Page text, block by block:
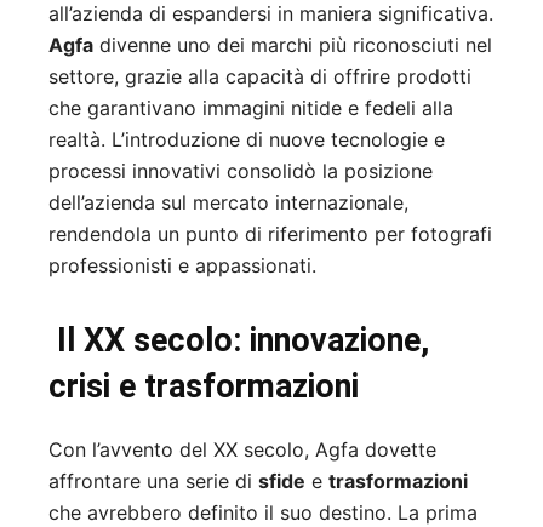
all’azienda di espandersi in maniera significativa.
Agfa divenne uno dei marchi più riconosciuti nel
settore, grazie alla capacità di offrire prodotti
che garantivano immagini nitide e fedeli alla
realtà. L’introduzione di nuove tecnologie e
processi innovativi consolidò la posizione
dell’azienda sul mercato internazionale,
rendendola un punto di riferimento per fotografi
professionisti e appassionati.
Il XX secolo: innovazione,
crisi e trasformazioni
Con l’avvento del XX secolo, Agfa dovette
affrontare una serie di sfide e trasformazioni
che avrebbero definito il suo destino. La prima